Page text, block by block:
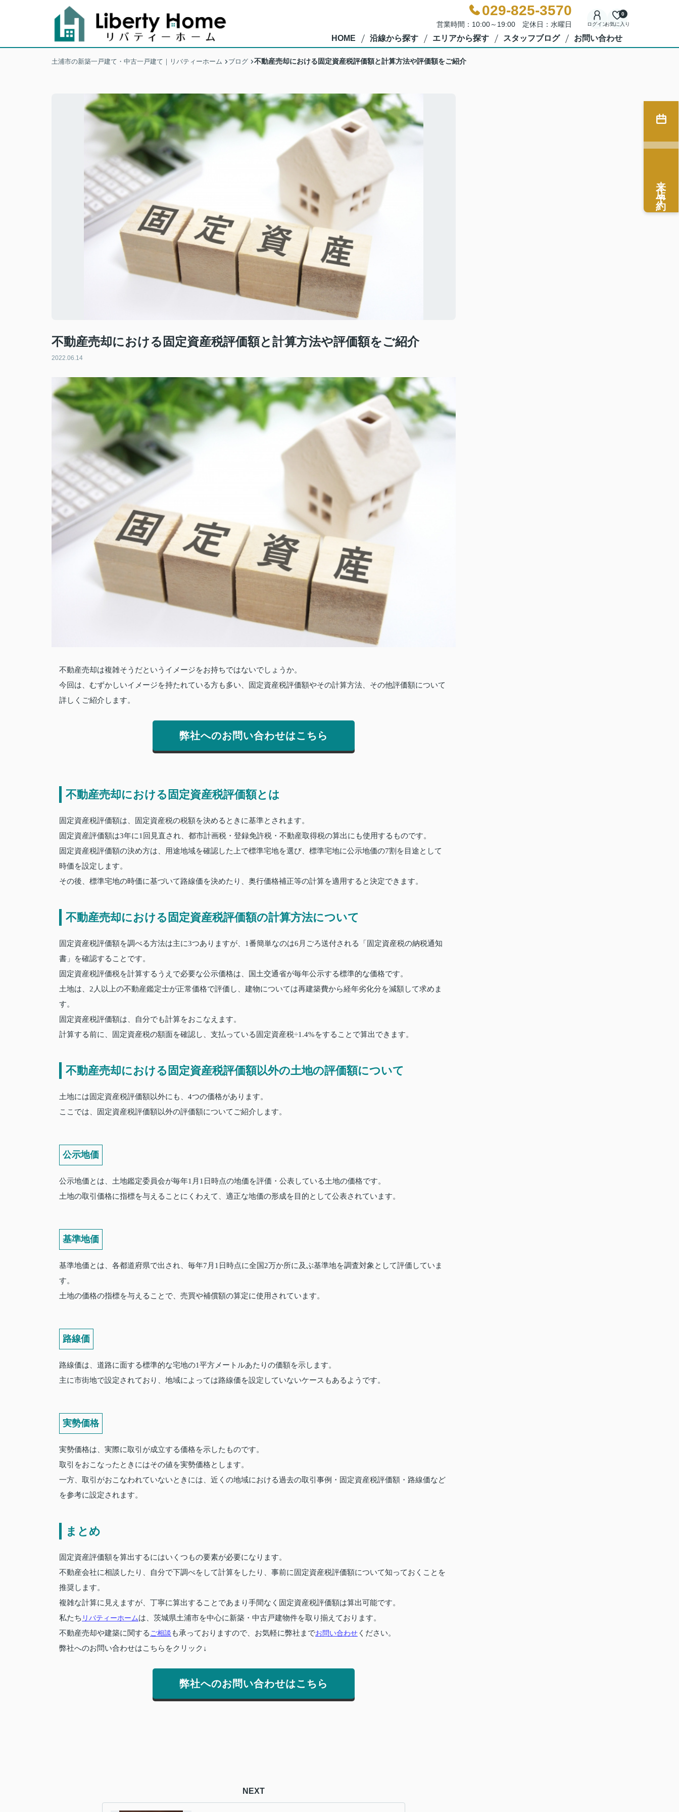
029-825-3570
営業時間：10:00～19:00 定休日：水曜日 ログインお気に入り
0
HOME 沿線から探す エリアから探す スタッフブログ お問い合わせ
土浦市の新築一戸建て・中古一戸建て｜リバティーホーム ブログ 不動産売却における固定資産税評価額と計算方法や評価額をご紹介
不動産売却における固定資産税評価額と計算方法や評価額をご紹介
2022.06.14
不動産売却は複雑そうだというイメージをお持ちではないでしょうか。
今回は、むずかしいイメージを持たれている方も多い、固定資産税評価額やその計算方法、その他評価額について
詳しくご紹介します。
弊社へのお問い合わせはこちら
不動産売却における固定資産税評価額とは
固定資産税評価額は、固定資産税の税額を決めるときに基準とされます。
固定資産評価額は3年に1回見直され、都市計画税・登録免許税・不動産取得税の算出にも使用するものです。
固定資産税評価額の決め方は、用途地域を確認した上で標準宅地を選び、標準宅地に公示地価の7割を目途として
時価を設定します。
その後、標準宅地の時価に基づいて路線価を決めたり、奥行価格補正等の計算を適用すると決定できます。
不動産売却における固定資産税評価額の計算方法について
固定資産税評価額を調べる方法は主に3つありますが、1番簡単なのは6月ごろ送付される「固定資産税の納税通知
書」を確認することです。
固定資産税評価税を計算するうえで必要な公示価格は、国土交通省が毎年公示する標準的な価格です。
土地は、2人以上の不動産鑑定士が正常価格で評価し、建物については再建築費から経年劣化分を減額して求めま
す。
固定資産税評価額は、自分でも計算をおこなえます。
計算する前に、固定資産税の額面を確認し、支払っている固定資産税÷1.4%をすることで算出できます。
不動産売却における固定資産税評価額以外の土地の評価額について
土地には固定資産税評価額以外にも、4つの価格があります。
ここでは、固定資産税評価額以外の評価額についてご紹介します。
公示地価
公示地価とは、土地鑑定委員会が毎年1月1日時点の地価を評価・公表している土地の価格です。
土地の取引価格に指標を与えることにくわえて、適正な地価の形成を目的として公表されています。
基準地価
基準地価とは、各都道府県で出され、毎年7月1日時点に全国2万か所に及ぶ基準地を調査対象として評価していま
す。
土地の価格の指標を与えることで、売買や補償額の算定に使用されています。
路線価
路線価は、道路に面する標準的な宅地の1平方メートルあたりの価額を示します。
主に市街地で設定されており、地域によっては路線価を設定していないケースもあるようです。
実勢価格
実勢価格は、実際に取引が成立する価格を示したものです。
取引をおこなったときにはその値を実勢価格とします。
一方、取引がおこなわれていないときには、近くの地域における過去の取引事例・固定資産税評価額・路線価など
を参考に設定されます。
まとめ
固定資産評価額を算出するにはいくつもの要素が必要になります。
不動産会社に相談したり、自分で下調べをして計算をしたり、事前に固定資産税評価額について知っておくことを
推奨します。
複雑な計算に見えますが、丁寧に算出することであまり手間なく固定資産税評価額は算出可能です。
私たち リバティーホームは、茨城県土浦市を中心に新築・中古戸建物件を取り揃えております。
不動産売却や建築に関する ご相談 も承っておりますので、お気軽に弊社までお問い合わせ ください。
弊社へのお問い合わせはこちらをクリック↓
弊社へのお問い合わせはこちら
NEXT
来店予約